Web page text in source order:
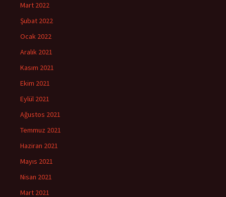
Mart 2022
Şubat 2022
Ocak 2022
Aralık 2021
Kasım 2021
Ekim 2021
Eylül 2021
Ağustos 2021
Temmuz 2021
Haziran 2021
Mayıs 2021
Nisan 2021
Mart 2021